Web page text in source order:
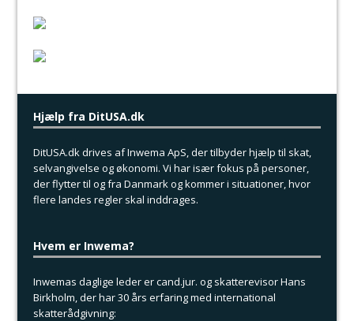
Hjælp fra DitUSA.dk
DitUSA.dk drives af Inwema ApS, der tilbyder hjælp til skat,
selvangivelse og økonomi. Vi har især fokus på personer,
der flytter til og fra Danmark og kommer i situationer, hvor
flere landes regler skal inddrages.
Hvem er Inwema?
Inwemas daglige leder er cand.jur. og skatterevisor Hans
Birkholm, der har 30 års erfaring med international
skatterådgivning: